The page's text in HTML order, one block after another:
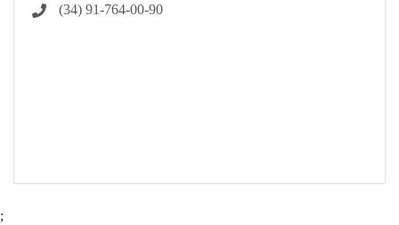
(34) 91-764-00-90
;